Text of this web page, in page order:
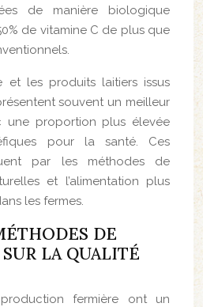
de manière biologique
de vitamine C de plus que
et les produits laitiers issus
souvent un meilleur
une proportion plus élevée
pour la santé. Ces
par les méthodes de
et l’alimentation plus
les fermes.
DE
LA QUALITÉ
fermière ont un